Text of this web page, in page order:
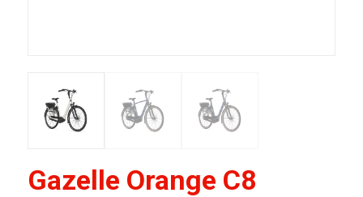
Gazelle Orange C8